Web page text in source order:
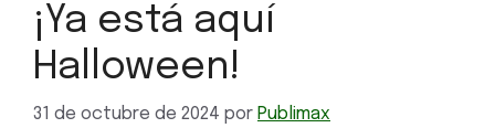
¡Ya está aquí
Halloween!
31 de octubre de 2024 por Publimax